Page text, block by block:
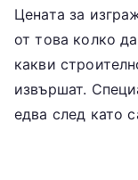
Цената за
от това колко
какви
извършат.
едва след като